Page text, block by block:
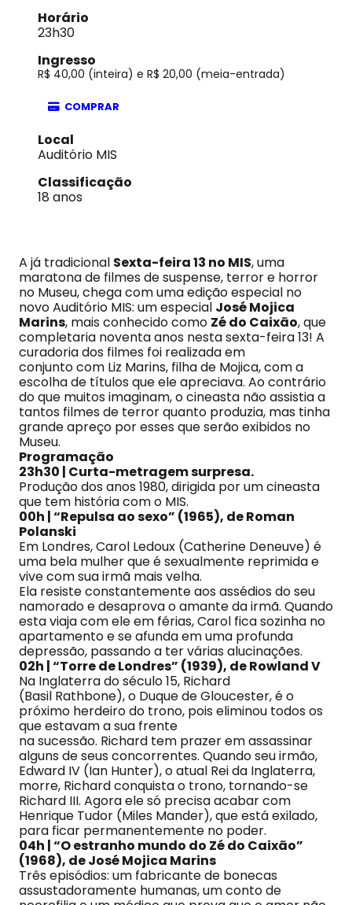
Horário
23h30
Ingresso
R$ 40,00 (inteira) e R$ 20,00 (meia-entrada)
COMPRAR
Local
Auditório MIS
Classificação
18 anos
A já tradicional Sexta-feira 13 no MIS, uma
maratona de filmes de suspense, terror e horror
no Museu, chega com uma edição especial no
novo Auditório MIS: um especial José Mojica
Marins, mais conhecido como Zé do Caixão, que
completaria noventa anos nesta sexta-feira 13! A
curadoria dos filmes foi realizada em
conjunto com Liz Marins, filha de Mojica, com a
escolha de títulos que ele apreciava. Ao contrário
do que muitos imaginam, o cineasta não assistia a
tantos filmes de terror quanto produzia, mas tinha
grande apreço por esses que serão exibidos no
Museu.
Programação
23h30 | Curta-metragem surpresa.
Produção dos anos 1980, dirigida por um cineasta
que tem história com o MIS.
00h | “Repulsa ao sexo” (1965), de Roman
Polanski
Em Londres, Carol Ledoux (Catherine Deneuve) é
uma bela mulher que é sexualmente reprimida e
vive com sua irmã mais velha.
Ela resiste constantemente aos assédios do seu
namorado e desaprova o amante da irmã. Quando
esta viaja com ele em férias, Carol fica sozinha no
apartamento e se afunda em uma profunda
depressão, passando a ter várias alucinações.
02h | “Torre de Londres” (1939), de Rowland V
Na Inglaterra do século 15, Richard
(Basil Rathbone), o Duque de Gloucester, é o
próximo herdeiro do trono, pois eliminou todos os
que estavam a sua frente
na sucessão. Richard tem prazer em assassinar
alguns de seus concorrentes. Quando seu irmão,
Edward IV (Ian Hunter), o atual Rei da Inglaterra,
morre, Richard conquista o trono, tornando-se
Richard III. Agora ele só precisa acabar com
Henrique Tudor (Miles Mander), que está exilado,
para ficar permanentemente no poder.
04h | “O estranho mundo do Zé do Caixão”
(1968), de José Mojica Marins
Três episódios: um fabricante de bonecas
assustadoramente humanas, um conto de